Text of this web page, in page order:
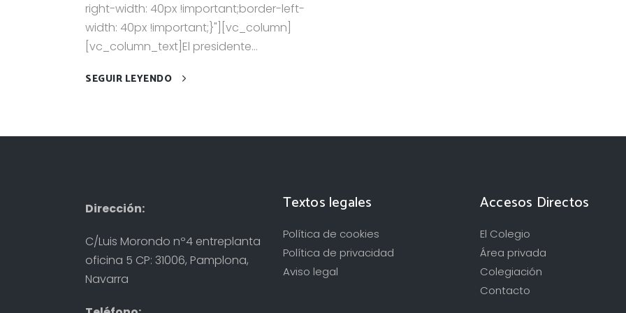
right-width: 40px !important;border-left-
width: 40px !important;}"][vc_column]
[vc_column_text]El presidente...
SEGUIR LEYENDO
Dirección:
C/Luis Morondo nº4 entreplanta
oficina 5 CP: 31006, Pamplona,
Navarra
Textos legales
Política de cookies
Política de privacidad
Aviso legal
Accesos Directos
El Colegio
Área privada
Colegiación
Contacto